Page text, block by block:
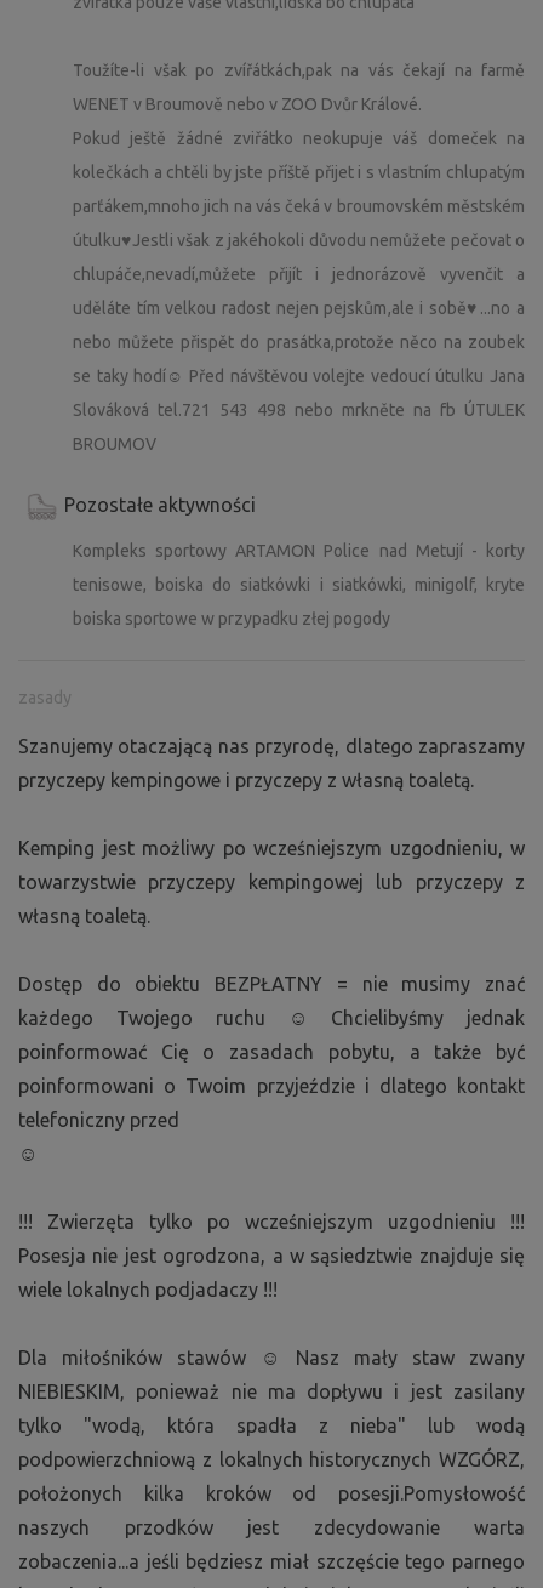
Toužíte-li však po zvířátkách,pak na vás čekají na farmě
WENET v Broumově nebo v ZOO Dvůr Králové.
Pokud ještě žádné zviřátko neokupuje váš domeček na
kolečkách a chtěli by jste příště přijet i s vlastním chlupatým
parťákem,mnoho jich na vás čeká v broumovském městském
útulku♥️Jestli však z jakéhokoli důvodu nemůžete pečovat o
chlupáče,nevadí,můžete přijít i jednorázově vyvenčit a
uděláte tím velkou radost nejen pejskům,ale i sobě♥️...no a
nebo můžete přispět do prasátka,protože něco na zoubek
se taky hodí☺ Před návštěvou volejte vedoucí útulku Jana
Slováková tel.721 543 498 nebo mrkněte na fb ÚTULEK
BROUMOV
Pozostałe aktywności
Kompleks sportowy ARTAMON Police nad Metují - korty
tenisowe, boiska do siatkówki i siatkówki, minigolf, kryte
boiska sportowe w przypadku złej pogody
zasady
Szanujemy otaczającą nas przyrodę, dlatego zapraszamy
przyczepy kempingowe i przyczepy z własną toaletą.
Kemping jest możliwy po wcześniejszym uzgodnieniu, w
towarzystwie przyczepy kempingowej lub przyczepy z
własną toaletą.
Dostęp do obiektu BEZPŁATNY = nie musimy znać
każdego Twojego ruchu ☺ Chcielibyśmy jednak
poinformować Cię o zasadach pobytu, a także być
poinformowani o Twoim przyjeździe i dlatego kontakt
telefoniczny przed
☺
!!! Zwierzęta tylko po wcześniejszym uzgodnieniu !!!
Posesja nie jest ogrodzona, a w sąsiedztwie znajduje się
wiele lokalnych podjadaczy !!!
Dla miłośników stawów ☺ Nasz mały staw zwany
NIEBIESKIM, ponieważ nie ma dopływu i jest zasilany
tylko "wodą, która spadła z nieba" lub wodą
podpowierzchniową z lokalnych historycznych WZGÓRZ,
położonych kilka kroków od posesji.Pomysłowość
naszych przodków jest zdecydowanie warta
zobaczenia...a jeśli będziesz miał szczęście tego parnego